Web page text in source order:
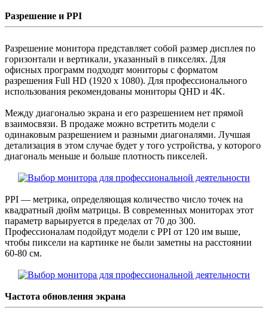
Разрешение и PPI
Разрешение монитора представляет собой размер дисплея по
горизонтали и вертикали, указанный в пикселях. Для
офисных программ подходят мониторы с форматом
разрешения Full HD (1920 x 1080). Для профессионального
использования рекомендованы мониторы QHD и 4K.
Между диагональю экрана и его разрешением нет прямой
взаимосвязи. В продаже можно встретить модели с
одинаковым разрешением и разными диагоналями. Лучшая
детализация в этом случае будет у того устройства, у которого
диагональ меньше и больше плотность пикселей.
PPI — метрика, определяющая количество число точек на
квадратный дюйм матрицы. В современных мониторах этот
параметр варьируется в пределах от 70 до 300.
Профессионалам подойдут модели с PPI от 120 им выше,
чтобы пиксели на картинке не были заметны на расстоянии
60-80 см.
Частота обновления экрана